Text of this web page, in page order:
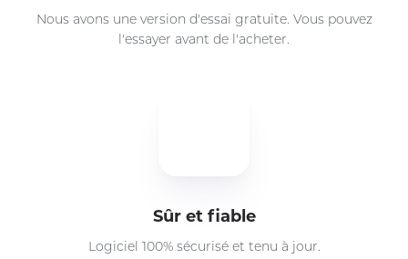
Nous avons une version d'essai gratuite. Vous pouvez
l'essayer avant de l'acheter.
Sûr et fiable
Logiciel 100% sécurisé et tenu à jour.